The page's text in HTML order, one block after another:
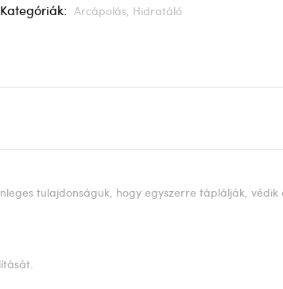
Kategóriák: Arcápolás, Hidratáló
tulajdonságuk, hogy egyszerre táplálják,